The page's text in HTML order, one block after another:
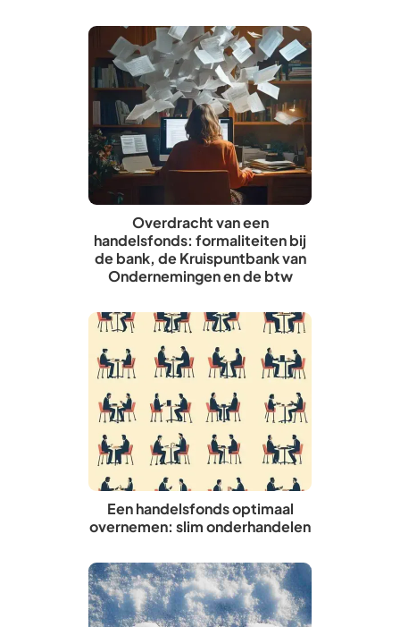
Overdracht van een
handelsfonds: formaliteiten bij
de bank, de Kruispuntbank van
Ondernemingen en de btw
Een handelsfonds optimaal
overnemen: slim onderhandelen